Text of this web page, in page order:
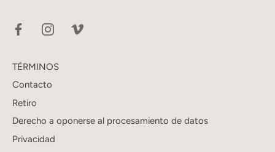
TÉRMINOS
Contacto
Retiro
Derecho a oponerse al procesamiento de datos
Privacidad